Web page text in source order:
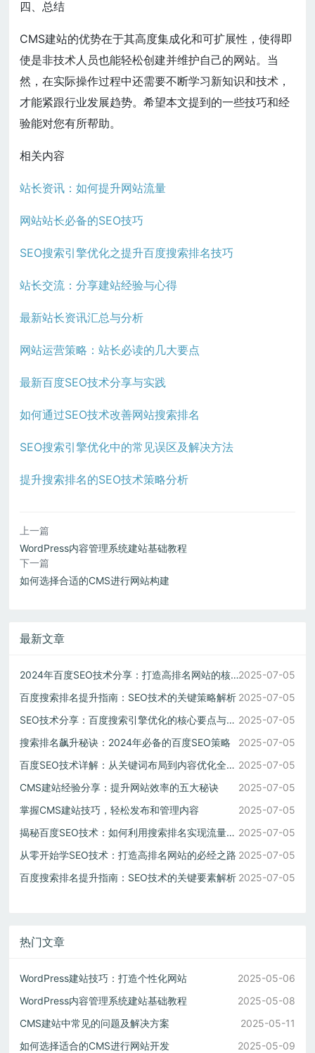
四、总结
CMS建站的优势在于其高度集成化和可扩展性，使得即
使是非技术人员也能轻松创建并维护自己的网站。当
然，在实际操作过程中还需要不断学习新知识和技术，
才能紧跟行业发展趋势。希望本文提到的一些技巧和经
验能对您有所帮助。
相关内容
站长资讯：如何提升网站流量
网站站长必备的SEO技巧
SEO搜索引擎优化之提升百度搜索排名技巧
站长交流：分享建站经验与心得
最新站长资讯汇总与分析
网站运营策略：站长必读的几大要点
最新百度SEO技术分享与实践
如何通过SEO技术改善网站搜索排名
SEO搜索引擎优化中的常见误区及解决方法
提升搜索排名的SEO技术策略分析
上一篇
WordPress内容管理系统建站基础教程
下一篇
如何选择合适的CMS进行网站构建
最新文章
2024年百度SEO技术分享：打造高排名网站的核心技巧2025-07-05
百度搜索排名提升指南：SEO技术的关键策略解析 2025-07-05
SEO技术分享：百度搜索引擎优化的核心要点与实操方法 2025-07-05
搜索排名飙升秘诀：2024年必备的百度SEO策略
2025-07-05
百度SEO技术详解：从关键词布局到内容优化全攻略 2025-07-05
CMS建站经验分享：提升网站效率的五大秘诀
2025-07-05
掌握CMS建站技巧，轻松发布和管理内容
2025-07-05
揭秘百度SEO技术：如何利用搜索排名实现流量暴增 2025-07-05
从零开始学SEO技术：打造高排名网站的必经之路 2025-07-05
百度搜索排名提升指南：SEO技术的关键要素解析 2025-07-05
热门文章
WordPress建站技巧：打造个性化网站
2025-05-06
WordPress内容管理系统建站基础教程
2025-05-08
CMS建站中常见的问题及解决方案
2025-05-11
如何选择适合的CMS进行网站开发
2025-05-09